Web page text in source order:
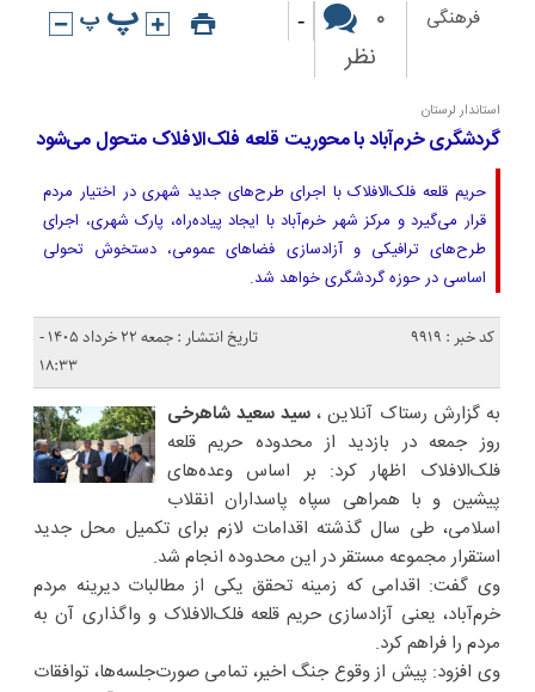
فرهنگی
۰
نظر
-
استاندار لرستان
گردشگری خرم‌آباد با محوریت قلعه فلک‌الافلاک متحول می‌شود
حریم قلعه فلک‌الافلاک با اجرای طرح‌های جدید شهری در اختیار مردم
قرار می‌گیرد و مرکز شهر خرم‌آباد با ایجاد پیاده‌راه، پارک شهری، اجرای
طرح‌های ترافیکی و آزادسازی فضاهای عمومی، دستخوش تحولی
اساسی در حوزه گردشگری خواهد شد.
کد خبر : 9919
تاریخ انتشار : جمعه ۲۲ خرداد ۱۴۰۵ -
۱۸:۳۳
به گزارش رستاک آنلاین ، سید سعید شاهرخی
روز جمعه در بازدید از محدوده حریم قلعه
فلک‌الافلاک اظهار کرد: بر اساس وعده‌های
پیشین و با همراهی سپاه پاسداران انقلاب
اسلامی، طی سال گذشته اقدامات لازم برای تکمیل محل جدید
استقرار مجموعه مستقر در این محدوده انجام شد.
وی گفت: اقدامی که زمینه تحقق یکی از مطالبات دیرینه مردم
خرم‌آباد، یعنی آزادسازی حریم قلعه فلک‌الافلاک و واگذاری آن به
مردم را فراهم کرد.
وی افزود: پیش از وقوع جنگ اخیر، تمامی صورت‌جلسه‌ها، توافقات